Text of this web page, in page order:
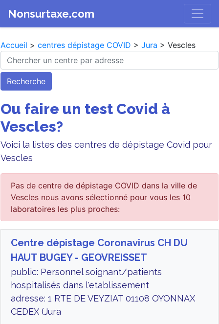
Nonsurtaxe.com
Accueil > centres dépistage COVID > Jura > Vescles
Recherche
Ou faire un test Covid à
Vescles?
Voici la listes des centres de dépistage Covid pour
Vescles
Pas de centre de dépistage COVID dans la ville de
Vescles nous avons sélectionné pour vous les 10
laboratoires les plus proches:
Centre dépistage Coronavirus CH DU
HAUT BUGEY - GEOVREISSET
public: Personnel soignant/patients
hospitalisés dans l'etablissement
adresse: 1 RTE DE VEYZIAT 01108 OYONNAX
CEDEX (Jura